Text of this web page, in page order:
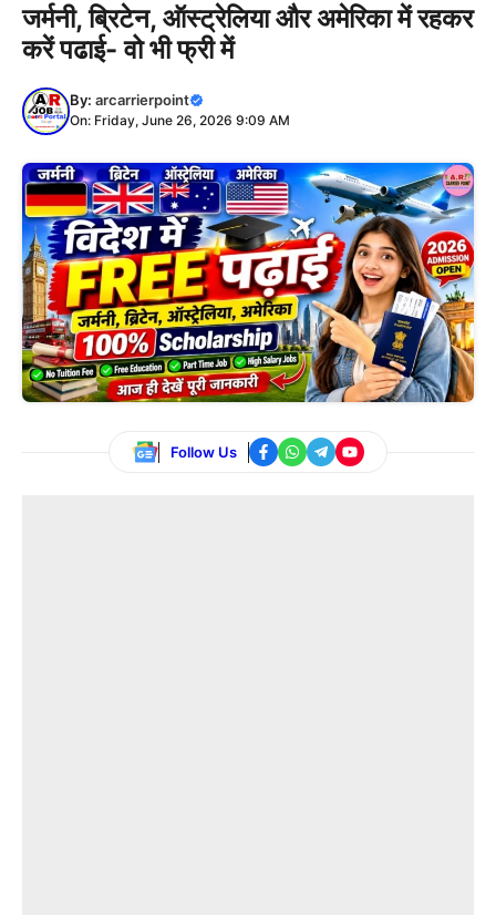
जर्मनी, ब्रिटेन, ऑस्ट्रेलिया और अमेरिका में रहकर
करें पढाई- वो भी फ्री में
By: arcarrierpoint
On: Friday, June 26, 2026 9:09 AM
Follow Us